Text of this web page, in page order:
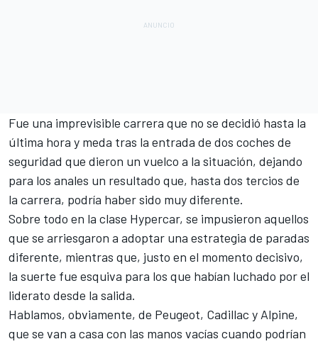
Fue una imprevisible carrera que no se decidió hasta la
última hora y meda tras la entrada de dos coches de
seguridad que dieron un vuelco a la situación, dejando
para los anales un resultado que, hasta dos tercios de
la carrera, podría haber sido muy diferente.
Sobre todo en la clase Hypercar, se impusieron aquellos
que se arriesgaron a adoptar una estrategia de paradas
diferente, mientras que, justo en el momento decisivo,
la suerte fue esquiva para los que habían luchado por el
liderato desde la salida.
Hablamos, obviamente, de Peugeot, Cadillac y Alpine,
que se van a casa con las manos vacías cuando podrían